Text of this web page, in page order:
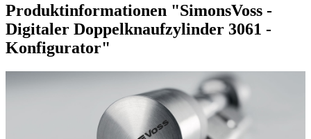
Produktinformationen "SimonsVoss -
Digitaler Doppelknaufzylinder 3061 -
Konfigurator"